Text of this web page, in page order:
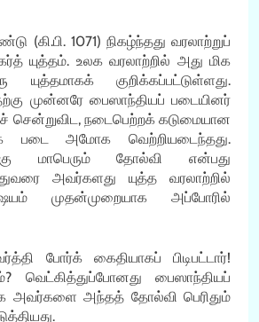
(கி.பி. 1071) நிகழ்ந்தது வரலாற்றுப்
யுத்தம். உலக வரலாற்றில் அது மிக
யுத்தமாகக் குறிக்கப்பட்டுள்ளது.
முன்னரே பைஸாந்தியப் படையினர்
சென்றுவிட, நடைபெற்றக் கடுமையான
படை அமோக வெற்றியடைந்தது.
மாபெரும் தோல்வி என்பது
அவர்களது யுத்த வரலாற்றில்
முதன்முறையாக அப்போரில்
போர்க் கைதியாகப் பிடிபட்டார்!
வெட்கித்துப்போனது பைஸாந்தியப்
அவர்களை அந்தத் தோல்வி பெரிதும்